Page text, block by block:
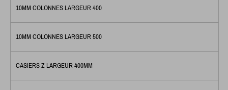
10MM COLONNES LARGEUR 400
10MM COLONNES LARGEUR 500
CASIERS Z LARGEUR 400MM